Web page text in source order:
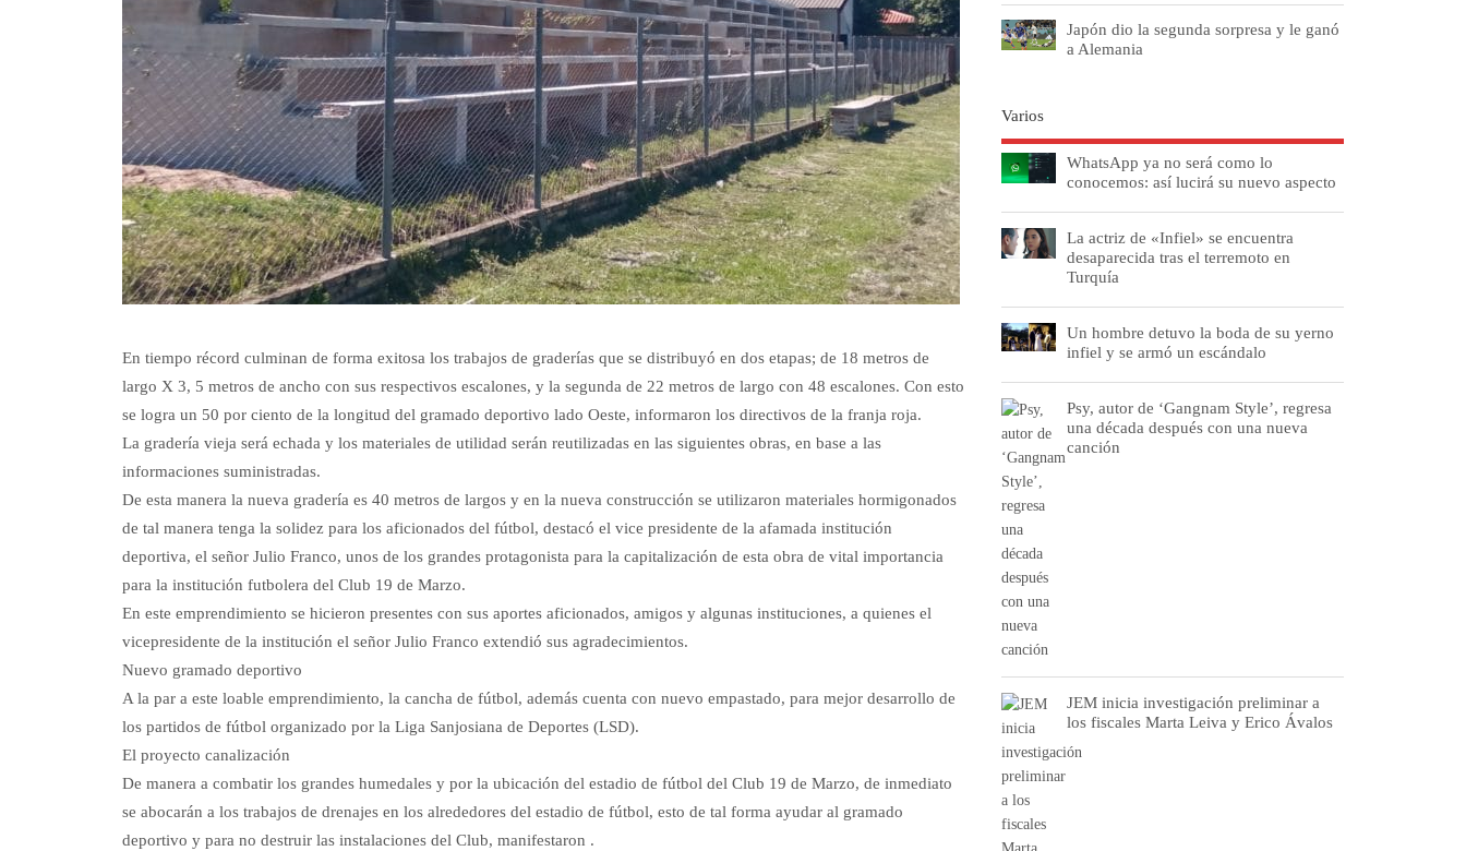
En tiempo récord culminan de forma exitosa los trabajos de graderías que se distribuyó en dos etapas; de 18 metros de
largo X 3, 5 metros de ancho con sus respectivos escalones, y la segunda de 22 metros de largo con 48 escalones. Con esto
se logra un 50 por ciento de la longitud del gramado deportivo lado Oeste, informaron los directivos de la franja roja.
La gradería vieja será echada y los materiales de utilidad serán reutilizadas en las siguientes obras, en base a las
informaciones suministradas.
De esta manera la nueva gradería es 40 metros de largos y en la nueva construcción se utilizaron materiales hormigonados
de tal manera tenga la solidez para los aficionados del fútbol, destacó el vice presidente de la afamada institución
deportiva, el señor Julio Franco, unos de los grandes protagonista para la capitalización de esta obra de vital importancia
para la institución futbolera del Club 19 de Marzo.
En este emprendimiento se hicieron presentes con sus aportes aficionados, amigos y algunas instituciones, a quienes el
vicepresidente de la institución el señor Julio Franco extendió sus agradecimientos.
Nuevo gramado deportivo
A la par a este loable emprendimiento, la cancha de fútbol, además cuenta con nuevo empastado, para mejor desarrollo de
los partidos de fútbol organizado por la Liga Sanjosiana de Deportes (LSD).
El proyecto canalización
De manera a combatir los grandes humedales y por la ubicación del estadio de fútbol del Club 19 de Marzo, de inmediato
se abocarán a los trabajos de drenajes en los alrededores del estadio de fútbol, esto de tal forma ayudar al gramado
deportivo y para no destruir las instalaciones del Club, manifestaron .
Japón dio la segunda sorpresa y le ganó
a Alemania
Varios
WhatsApp ya no será como lo
conocemos: así lucirá su nuevo aspecto
La actriz de «Infiel» se encuentra
desaparecida tras el terremoto en
Turquía
Un hombre detuvo la boda de su yerno
infiel y se armó un escándalo
Psy, autor de ‘Gangnam Style’, regresa
una década después con una nueva
canción
JEM inicia investigación preliminar a
los fiscales Marta Leiva y Erico Ávalos